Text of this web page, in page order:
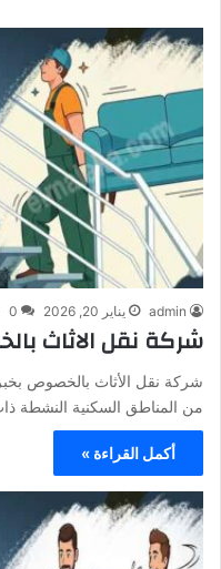
admin يناير 20, 2026 0
شركة نقل الاثاث
شركة نقل الأثاث بالخصوص
من المناطق السكنية النشطة
أكمل القراءة »